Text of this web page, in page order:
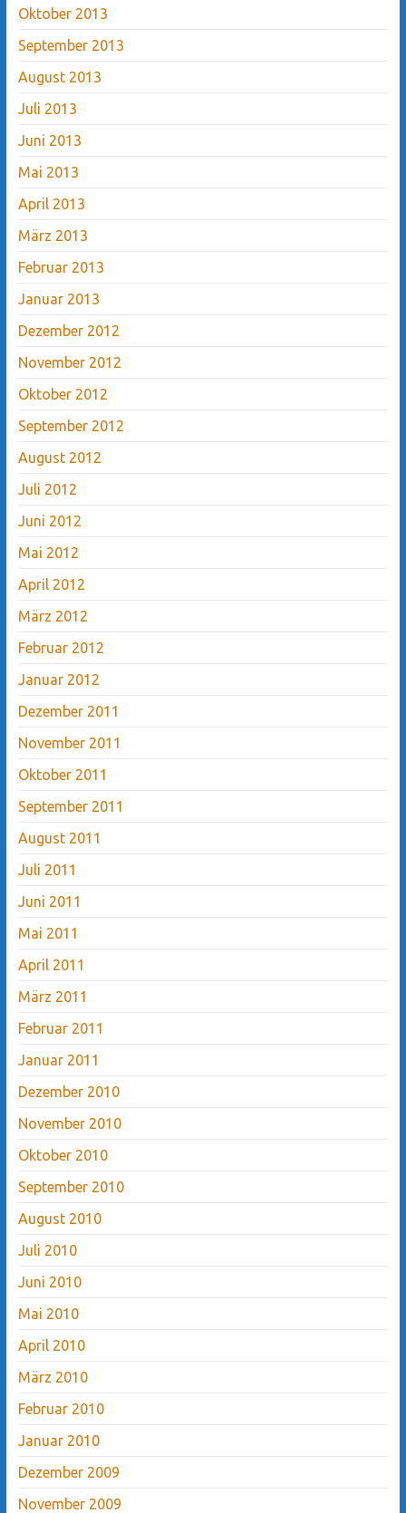
Oktober 2013
September 2013
August 2013
Juli 2013
Juni 2013
Mai 2013
April 2013
März 2013
Februar 2013
Januar 2013
Dezember 2012
November 2012
Oktober 2012
September 2012
August 2012
Juli 2012
Juni 2012
Mai 2012
April 2012
März 2012
Februar 2012
Januar 2012
Dezember 2011
November 2011
Oktober 2011
September 2011
August 2011
Juli 2011
Juni 2011
Mai 2011
April 2011
März 2011
Februar 2011
Januar 2011
Dezember 2010
November 2010
Oktober 2010
September 2010
August 2010
Juli 2010
Juni 2010
Mai 2010
April 2010
März 2010
Februar 2010
Januar 2010
Dezember 2009
November 2009